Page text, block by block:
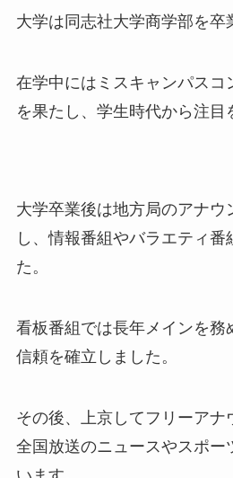
大学は同志社大学商学部を卒
在学中にはミスキャンパスコ
を果たし、学生時代から注目
大学卒業後は地方局のアナウ
し、情報番組やバラエティ番
た。
看板番組では長年メインを務
信頼を確立しました。
その後、上京してフリーアナ
全国放送のニュースやスポー